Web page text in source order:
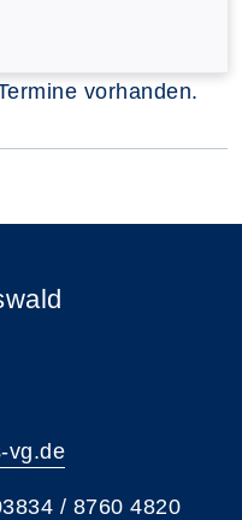
vorhanden.
vg.de
/ 8760 4820